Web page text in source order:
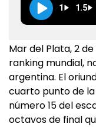
1 1.5
Mar del Plata, 2
ranking mundial,
argentina. El
cuarto punto de la
número 15 del
octavos de final